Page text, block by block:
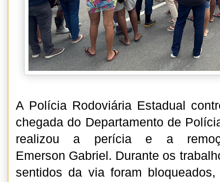
A Polícia Rodoviária Estadual
chegada do Departamento de
realizou a perícia e a
Emerson Gabriel. Durante os
sentidos da via foram